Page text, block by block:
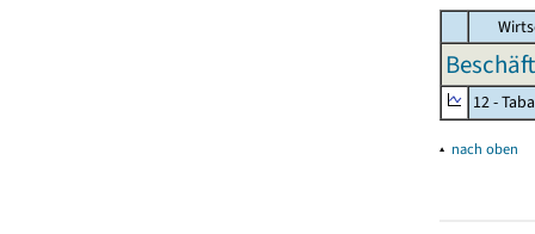
12 -
▴ nach oben